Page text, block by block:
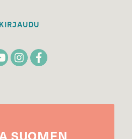
KIRJAUDU
SUOMEN